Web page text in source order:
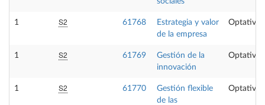
1 S2 61768
Estrategia y valor
de la empresa
Optativa
1 S2 61769
Gestión de la
innovación
Optativa
1 S2 61770
Gestión flexible
de las
Optativa